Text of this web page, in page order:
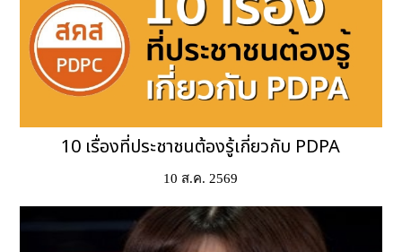
10 เรื่องที่ประชาชนต้องรู้เกี่ยวกับ PDPA
10 ส.ค. 2569